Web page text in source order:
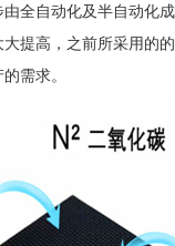
全自动化及半自动化
提高，之前所采用的
需求。